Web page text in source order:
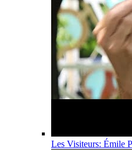
Les Visiteurs: Émile